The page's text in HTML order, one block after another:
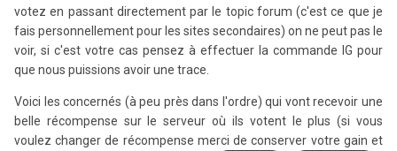
votez en passant directement par le topic forum (c'est ce que je
fais personnellement pour les sites secondaires) on ne peut pas le
voir, si c'est votre cas pensez à effectuer la commande IG pour
que nous puissions avoir une trace.
Voici les concernés (à peu près dans l'ordre) qui vont recevoir une
belle récompense sur le serveur où ils votent le plus (si vous
voulez changer de récompense merci de conserver votre gain et